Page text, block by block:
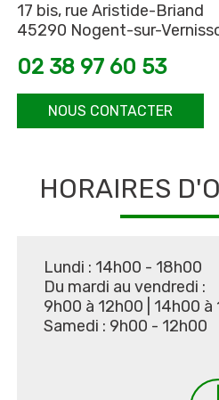
17 bis, rue Aristide-Briand
45290 Nogent-sur-
02 38 97 60 53
NOUS CONTACTER
HORAIRES
Lundi : 14h00 - 18h00
Du mardi au vendredi :
9h00 à 12h00
14h00 à
Samedi : 9h00 - 12h00